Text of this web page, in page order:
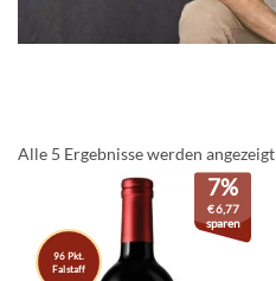
Alle 5 Ergebnisse werden angezeigt
96 Pkt.
Falstaff
7%
€6,77
sparen